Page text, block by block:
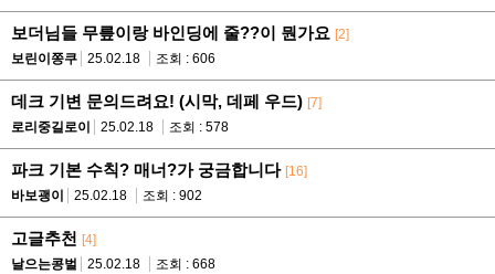
보더님들 무릎이랑 바인딩에 줄??이 뭔가요 [2]
보린이쫑쿠
25.02.18 조회 : 606
데크 기변 문의드려요! (시막, 데페 우드) [7]
로리중길로이
25.02.18 조회 : 578
파크 기본 수칙? 매너?가 궁금합니다 [16]
바보괭이
25.02.18 조회 : 902
고글추천 [4]
날으는콩벌
25.02.18 조회 : 668